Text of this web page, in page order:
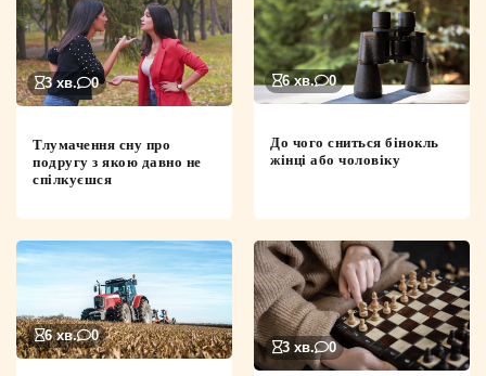
3 хв. 0
Тлумачення сну про
подругу з якою давно не
спілкуєшся
6 хв. 0
До чого сниться бінокль
жінці або чоловіку
6 хв. 0
3 хв. 0